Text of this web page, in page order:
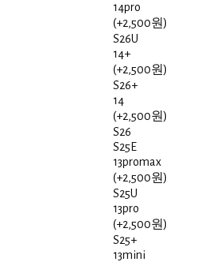
14pro
(+2,500원)
S26U
14+
(+2,500원)
S26+
14
(+2,500원)
S26
S25E
13promax
(+2,500원)
S25U
13pro
(+2,500원)
S25+
13mini